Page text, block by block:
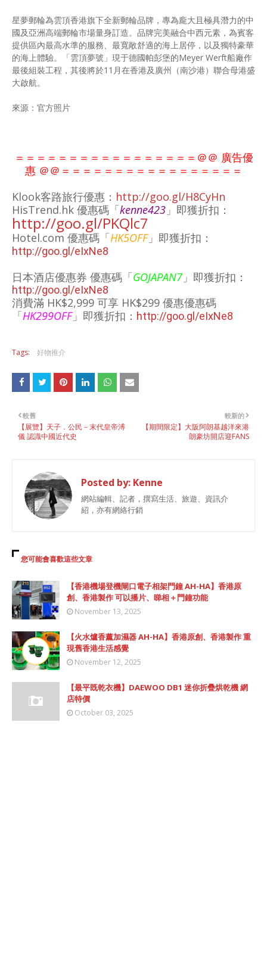
星夢郵輪為雲頂香港旗下全新郵輪品牌，專為龐大且極具潛力的中
國及亞洲高端郵輪市場量身訂造。品牌完美融合中西元素，為賓客
提供區內最高水準的服務、最寬敞舒適的海上居停，以及獨特豪華
的海上體驗。「雲頂夢號」現于德國帕彭堡的Meyer Werft船廠作
最後組裝工程，其後將於11月在香港及廣州（南沙港）聯合母港盛
大啟航。
來源：官方照片
＝＝＝＝＝＝＝＝＝＝＝＝＝＝＝＝＝＠＠ 廣告優
惠 ＠＠ ＝＝＝＝＝＝＝＝＝＝＝ ＝＝＝＝ ＝＝
Klook客路旅行優惠： http://goo.gl/H8CyHn
HisTrend.hk 優惠碼「kenne423 」即獲折扣：
http://goo.gl/PKQlc7
Hotel.com 優惠碼「HK5OFF」即獲折扣：
http://goo.gl/eIxNe8
日本酒店優惠券 優惠碼「GOJAPAN7 」 即獲折扣：
http://goo.gl/eIxNe8
消費滿 HK$2,999 可享 HK$299 優惠優惠碼
「HK299OFF」即獲折扣： http://goo.gl/eIxNe8
Tags: 好物推介
較新的
【期間限定】大阪阿朗基越洋來港
朗豪坊開店迎FANS
較舊
【展覽】天子．公民－末代皇帝溥
儀 認識中國近代史
Posted by: Kenne
網站編輯、記者，撰寫生活、旅遊、資訊介
紹，亦有網絡行銷
您可能會喜歡這些文章
【香港機場登機閘口電子相架門鐘 AH-HA】香港原
創、香港製作 可以播片、睇相＋門鐘功能
November 13, 2025
【火水爐香薰加濕器 AH-HA】香港原創、香港製作 重
現舊香港生活感覺
November 12, 2025
【最平既乾衣機】DAEWOO DB1 迷你折疊烘乾機 網
店特價
October 03, 2025